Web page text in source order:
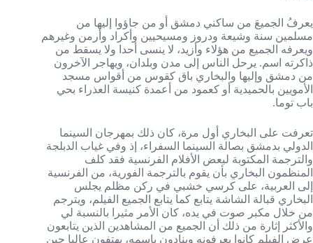
يعرفُ الجميعَ من ساكني دمشق أو من جاؤوا إليها من
مسلمين سنة وشيعة ودروز ومسيحيين وأكراد وأرمن وغيرهم
ويعرفه الجميع من هؤلاء وأزيد، لا ينسى أحدا ولا يسقط من
ذاكرته اسم. يرحل الناس إلى مدن وبلدان، ويهاجر الآخرون
من دمشق وإليها والبخاري باق كقوس من أقواس مسجد
الأمويين بالحميدية أو كعمود من أعمدة كنيسة العذراء بحي
باب توما.
تعرفت على البخاري أول مرة، كان ذلك بمهرجان السينما
الدولي بدمشق بصالة السينما السفراء، إذ وفي غياب الدبلجة
والترجمة المكتوبة لبعض الأفلام الفرنسية فقد كلف
المنظمون البخاري بأن يقوم بالترجمة الفورية، من الفرنسية
إلى العربية، على كرسي خشبي في ركن مظلم يجلس
البخاري قبالة الشاشة يتابع كما يتابع الجميع الفيلم، ويترجم
من خلال مكبر صوت في يده، كان الأمر مثيرا بالنسبة لي
والأكثر إثارة من ذلك أن الجميع من المشاهدين الذين يتابعون
عرض الفيلم كانوا يعرفونه وينادون باسمه، يهتفون عاليا حين